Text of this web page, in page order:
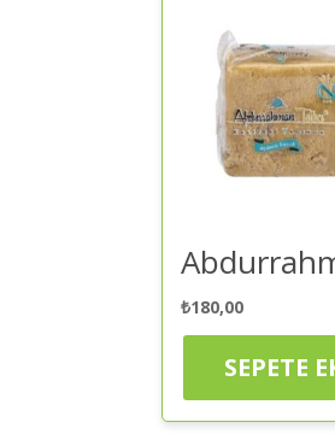
₺180,00
SEPETE